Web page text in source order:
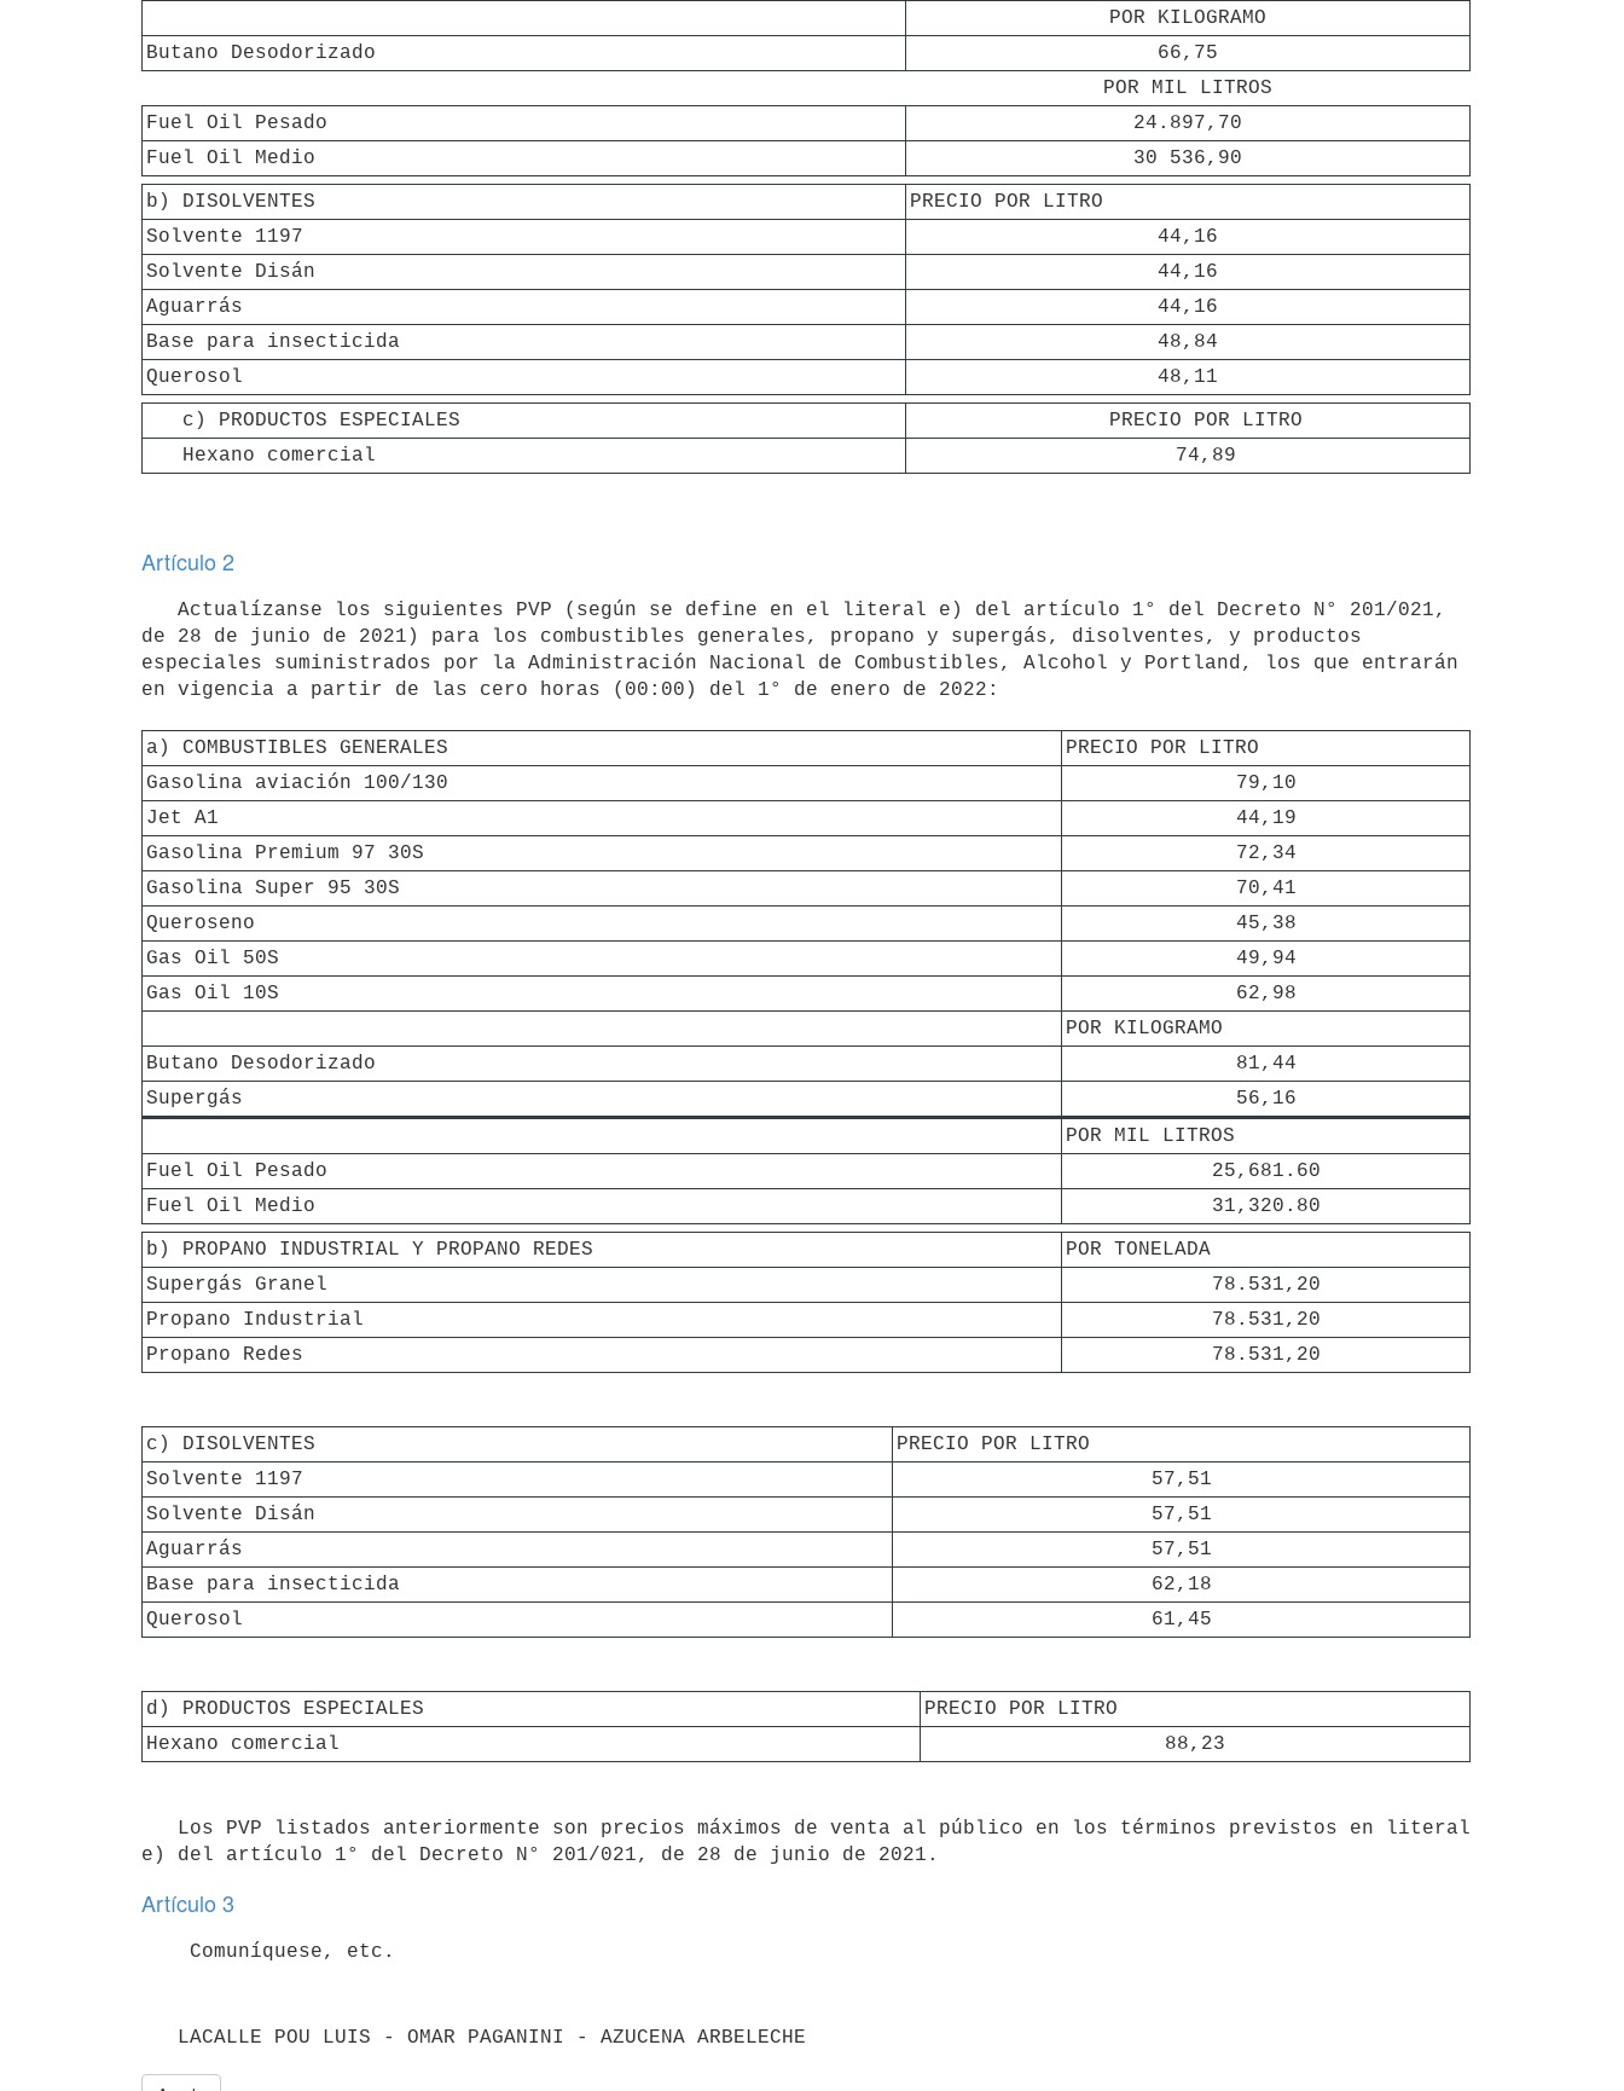
POR KILOGRAMO
Butano Desodorizado
66,75
POR MIL LITROS
Fuel Oil Pesado
24.897,70
Fuel Oil Medio
30 536,90
b) DISOLVENTES
PRECIO POR LITRO
Solvente 1197
44,16
Solvente Disán
44,16
Aguarrás
44,16
Base para insecticida
48,84
Querosol
48,11
   c) PRODUCTOS ESPECIALES
   PRECIO POR LITRO
   Hexano comercial
   74,89
Artículo 2
de 28 de junio de 2021) para los combustibles generales, propano y supergás, disolventes, y productos
especiales suministrados por la Administración Nacional de Combustibles, Alcohol y Portland, los que entrarán
en vigencia a partir de las cero horas (00:00) del 1° de enero de 2022:
a) COMBUSTIBLES GENERALES
PRECIO POR LITRO
Gasolina aviación 100/130
79,10
Jet A1
44,19
Gasolina Premium 97 30S
72,34
Gasolina Super 95 30S
70,41
Queroseno
45,38
Gas Oil 50S
49,94
Gas Oil 10S
62,98
POR KILOGRAMO
Butano Desodorizado
81,44
Supergás
56,16
POR MIL LITROS
Fuel Oil Pesado
25,681.60
Fuel Oil Medio
31,320.80
b) PROPANO INDUSTRIAL Y PROPANO REDES
POR TONELADA
Supergás Granel
78.531,20
Propano Industrial
78.531,20
Propano Redes
78.531,20
c) DISOLVENTES
PRECIO POR LITRO
Solvente 1197
57,51
Solvente Disán
57,51
Aguarrás
57,51
Base para insecticida
62,18
Querosol
61,45
d) PRODUCTOS ESPECIALES
PRECIO POR LITRO
Hexano comercial
88,23
Artículo 3